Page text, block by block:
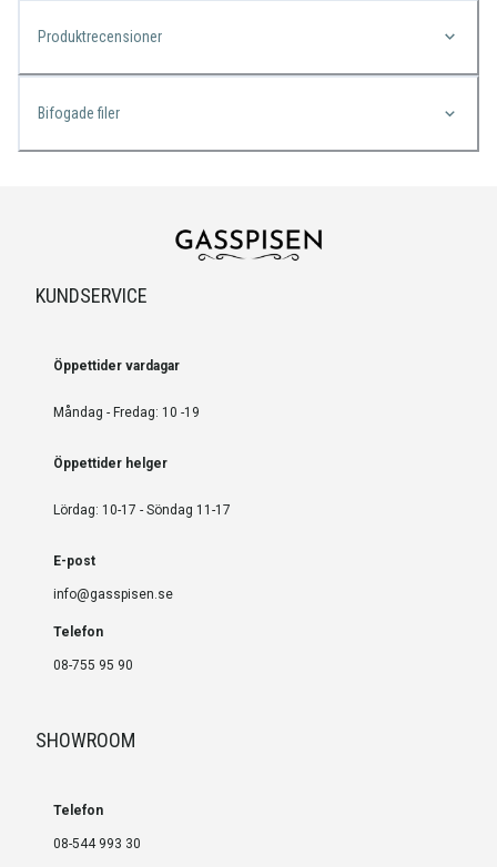
Produktrecensioner
Bifogade filer
KUNDSERVICE
Öppettider vardagar
Måndag - Fredag: 10 -19
Öppettider helger
Lördag: 10-17 - Söndag 11-17
E-post
info@gasspisen.se
Telefon
08-755 95 90
SHOWROOM
Telefon
08-544 993 30